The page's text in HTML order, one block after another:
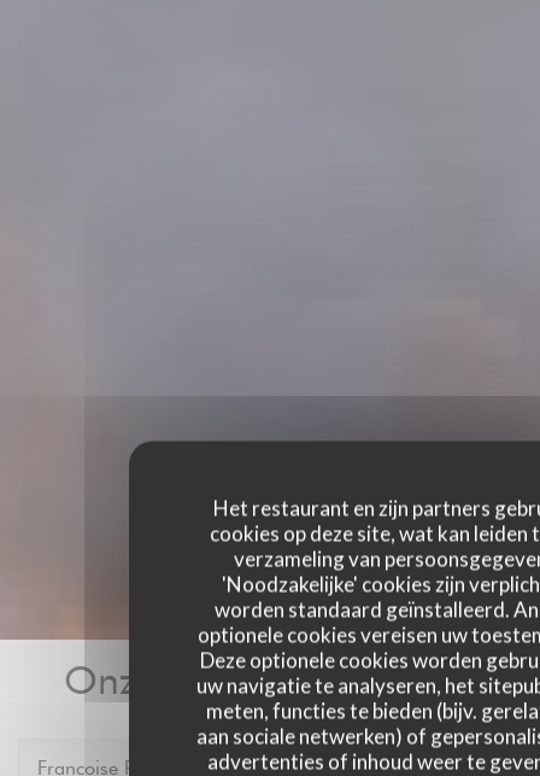
Het restaurant en zijn partners
cookies op deze site, wat kan leiden
verzameling van
'Noodzakelijke' cookies zijn
worden standaard geïnstalleerd.
optionele cookies vereisen uw
Deze optionele cookies worden
uw navigatie te analyseren, het
meten, functies te bieden (bijv.
aan sociale netwerken) of
advertenties of inhoud weer te
Onze gastbeoordelingen
Francoise P